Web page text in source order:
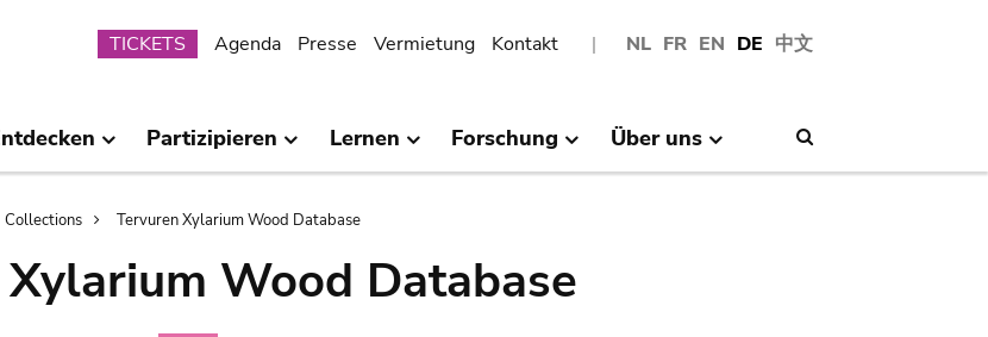
NL FR EN DE 中文
Submenu
TICKETS Agenda Presse Vermietung Kontakt
Partizipieren Lernen Forschung Über uns
Collections Tervuren Xylarium Wood Database
Wood Database